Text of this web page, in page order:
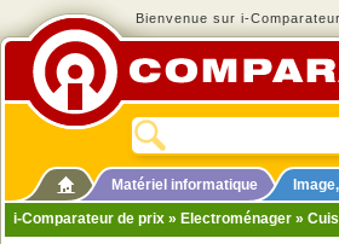
Bienvenue sur i-
Matériel informatique
i-Comparateur de prix » Electroménager »